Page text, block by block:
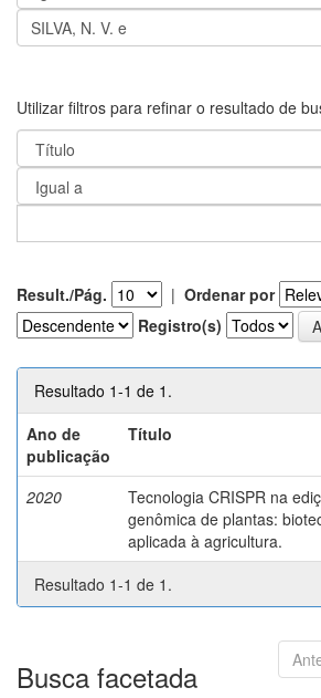
Utilizar filtros para refinar o resultado de
Result./Pág. | Ordenar por
Registro(s)
Resultado 1-1 de 1.
Ano de
publicação
Título
2020
Tecnologia CRISPR na
genômica de plantas:
aplicada à agricultura.
Resultado 1-1 de 1.
Busca facetada